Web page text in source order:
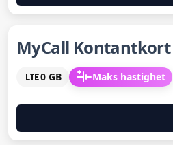
MyCall Kontantkort
0 GB Maks hastighet